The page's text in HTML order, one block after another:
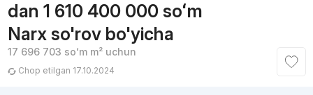
dan 1 610 400 000 soʻm
Narx so'rov bo'yicha
17 696 703 soʻmm² uchun
Chop etilgan 17.10.2024